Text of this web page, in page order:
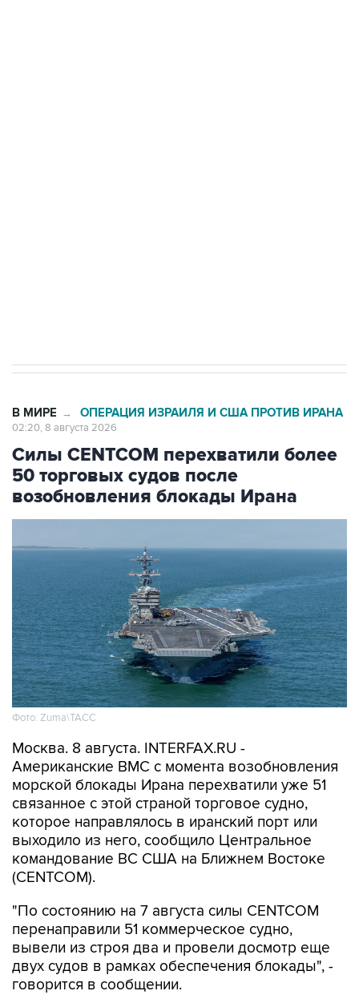
В МИРЕ → ОПЕРАЦИЯ ИЗРАИЛЯ И США ПРОТИВ ИРАНА
02:20, 8 августа 2026
Силы CENTCOM перехватили более
50 торговых судов после
возобновления блокады Ирана
Фото: Zuma\ТАСС
Москва. 8 августа. INTERFAX.RU -
Американские ВМС с момента возобновления
морской блокады Ирана перехватили уже 51
связанное с этой страной торговое судно,
которое направлялось в иранский порт или
выходило из него, сообщило Центральное
командование ВС США на Ближнем Востоке
(CENTCOM).
"По состоянию на 7 августа силы CENTCOM
перенаправили 51 коммерческое судно,
вывели из строя два и провели досмотр еще
двух судов в рамках обеспечения блокады", -
говорится в сообщении.